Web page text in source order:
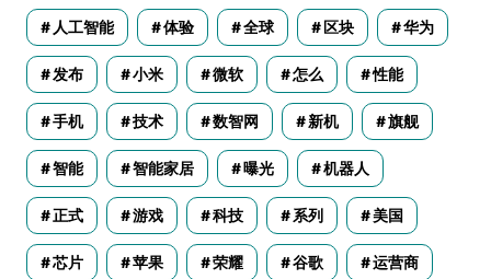
人工智能 体验 全球 区块 华为
发布 小米 微软 怎么 性能
手机 技术 数智网 新机 旗舰
智能 智能家居 曝光 机器人
正式 游戏 科技 系列 美国
芯片 苹果 荣耀 谷歌 运营商